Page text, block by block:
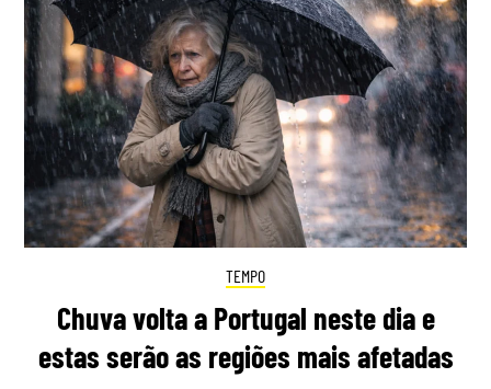
TEMPO
Chuva volta a Portugal neste dia e
estas serão as regiões mais afetadas